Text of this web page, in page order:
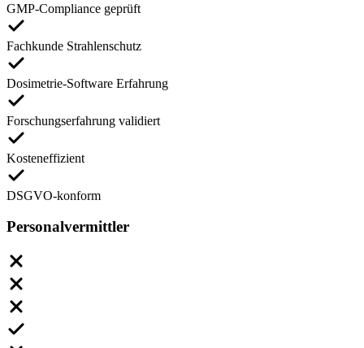
GMP-Compliance geprüft
Fachkunde Strahlenschutz
Dosimetrie-Software Erfahrung
Forschungserfahrung validiert
Kosteneffizient
DSGVO-konform
Personalvermittler